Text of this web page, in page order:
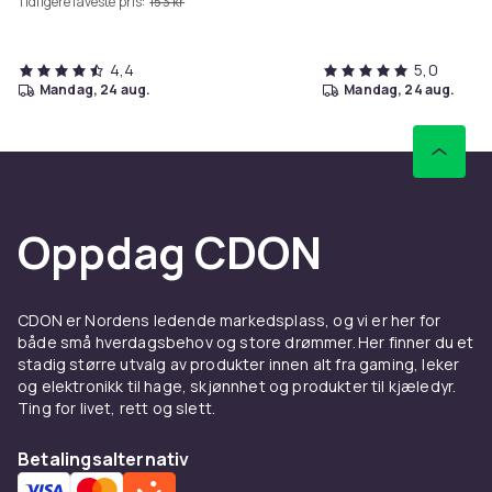
4,4
mandag, 24 aug.
5,0
mandag, 24 aug.
Oppdag CDON
CDON er Nordens ledende markedsplass, og vi er her for
både små hverdagsbehov og store drømmer. Her finner du et
stadig større utvalg av produkter innen alt fra gaming, leker
og elektronikk til hage, skjønnhet og produkter til kjæledyr.
Ting for livet, rett og slett.
Betalingsalternativ